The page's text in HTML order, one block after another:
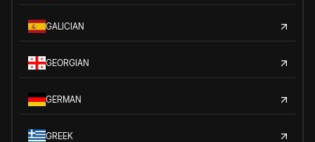
GALICIAN
GEORGIAN
GERMAN
GREEK